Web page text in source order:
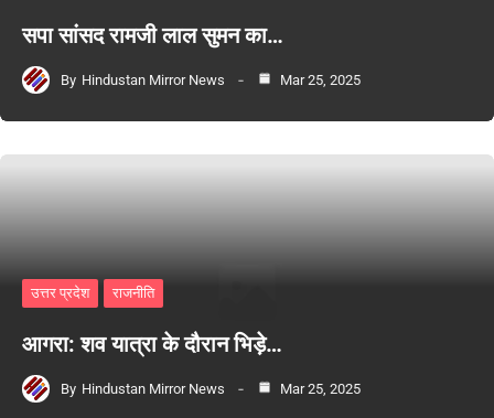
सपा सांसद रामजी लाल सुमन का…
By Hindustan Mirror News Mar 25, 2025
उत्तर प्रदेश राजनीति
आगरा: शव यात्रा के दौरान भिड़े…
By Hindustan Mirror News Mar 25, 2025